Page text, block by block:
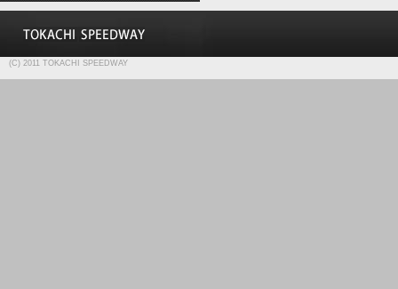
(C) 2011 TOKACHI SPEEDWAY